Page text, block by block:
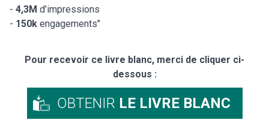
- 4,3M d’impressions
- 150k engagements"
Pour recevoir ce livre blanc, merci de cliquer ci-
dessous :
OBTENIR LE LIVRE BLANC